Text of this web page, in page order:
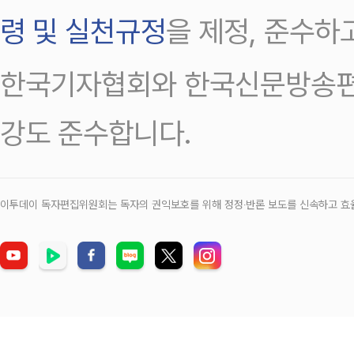
령 및 실천규정을 제정, 준수하
한국기자협회와 한국신문방송
강도 준수합니다.
이투데이 독자편집위원회는 독자의 권익보호를 위해 정정‧반론 보도를 신속하고